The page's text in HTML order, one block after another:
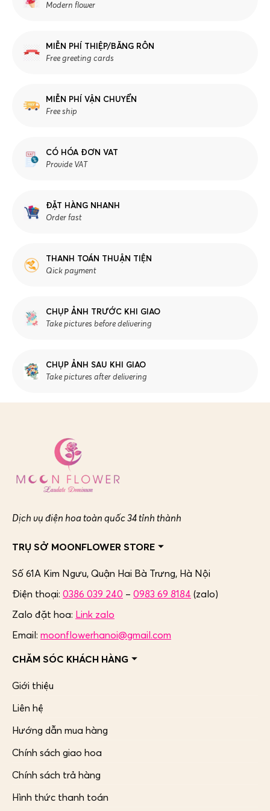
Modern flower
MIỄN PHÍ THIỆP/BĂNG RÔN
Free greeting cards
MIỄN PHÍ VẬN CHUYỂN
Free ship
CÓ HÓA ĐƠN VAT
Provide VAT
ĐẶT HÀNG NHANH
Order fast
THANH TOÁN THUẬN TIỆN
Qick payment
CHỤP ẢNH TRƯỚC KHI GIAO
Take pictures before delivering
CHỤP ẢNH SAU KHI GIAO
Take pictures after delivering
Dịch vụ điện hoa toàn quốc 34 tỉnh thành
TRỤ SỞ MOONFLOWER STORE
Số 61A Kim Ngưu, Quận Hai Bà Trưng, Hà Nội
Điện thoại: 0386 039 240 – 0983 69 8184 (zalo)
Zalo đặt hoa: Link zalo
Email: moonflowerhanoi@gmail.com
CHĂM SÓC KHÁCH HÀNG
Giới thiệu
Liên hệ
Hướng dẫn mua hàng
Chính sách giao hoa
Chính sách trả hàng
Hình thức thanh toán